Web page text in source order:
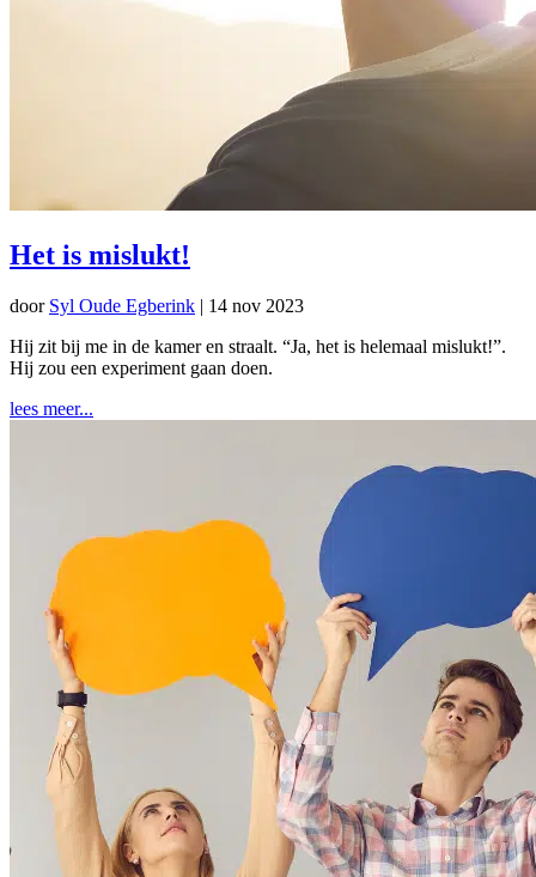
Het is mislukt!
door Syl Oude Egberink | 14 nov 2023
Hij zit bij me in de kamer en straalt. “Ja, het is helemaal mislukt!”.
Hij zou een experiment gaan doen.
lees meer...